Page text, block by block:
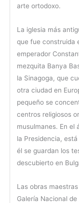
arte ortodoxo.
La iglesia más
que fue construida
emperador
mezquita Banya
la Sinagoga, que
otra ciudad en
pequeño se
centros religiosos
musulmanes. En el
la Presidencia,
él se guardan los
descubierto en
Las obras
Galería Nacional